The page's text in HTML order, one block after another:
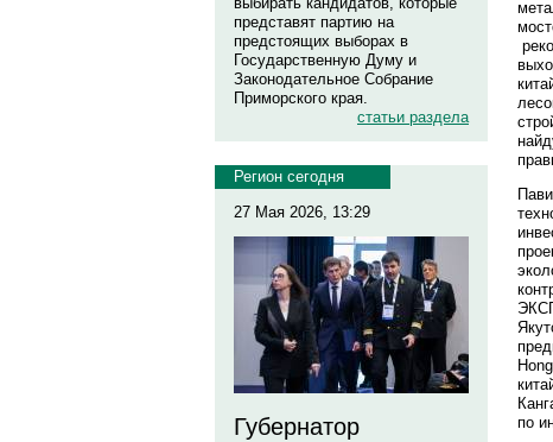
представят партию на
предстоящих выборах в
Государственную Думу и
Законодательное Собрание
Приморского края.
статьи раздела
Регион сегодня
27 Мая 2026, 13:29
Губернатор
по